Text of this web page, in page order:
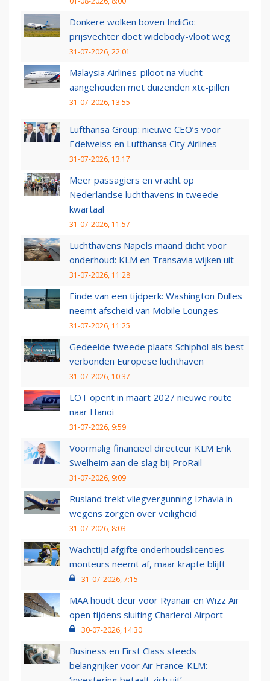
Donkere wolken boven IndiGo:
prijsvechter doet widebody-vloot weg
31-07-2026, 22:01
Malaysia Airlines-piloot na vlucht
aangehouden met duizenden xtc-pillen
31-07-2026, 13:55
Lufthansa Group: nieuwe CEO’s voor
Edelweiss en Lufthansa City Airlines
31-07-2026, 13:17
Meer passagiers en vracht op
Nederlandse luchthavens in tweede
kwartaal
31-07-2026, 11:57
Luchthavens Napels maand dicht voor
onderhoud: KLM en Transavia wijken uit
31-07-2026, 11:28
Einde van een tijdperk: Washington Dulles
neemt afscheid van Mobile Lounges
31-07-2026, 11:25
Gedeelde tweede plaats Schiphol als best
verbonden Europese luchthaven
31-07-2026, 10:37
LOT opent in maart 2027 nieuwe route
naar Hanoi
31-07-2026, 9:59
Voormalig financieel directeur KLM Erik
Swelheim aan de slag bij ProRail
31-07-2026, 9:09
Rusland trekt vliegvergunning Izhavia in
wegens zorgen over veiligheid
31-07-2026, 8:03
Wachttijd afgifte onderhoudslicenties
monteurs neemt af, maar krapte blijft
31-07-2026, 7:15
MAA houdt deur voor Ryanair en Wizz Air
open tijdens sluiting Charleroi Airport
30-07-2026, 14:30
Business en First Class steeds
belangrijker voor Air France-KLM: